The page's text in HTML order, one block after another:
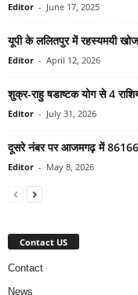
Editor - June 17, 2025
यूपी के ललितपुर में रहस्यमयी
Editor - April 12, 2026
शुक्र-राहु षडाष्टक योग से 4
Editor - July 31, 2026
दूसरे नंबर पर आजमगढ़ में
Editor - May 8, 2026
Contact US
Contact
News